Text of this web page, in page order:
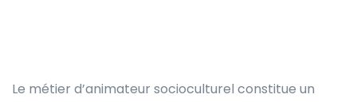
Le métier d’animateur socioculturel constitue un